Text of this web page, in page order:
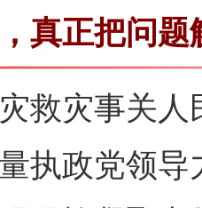
真正把问
灾事关人
执政党领